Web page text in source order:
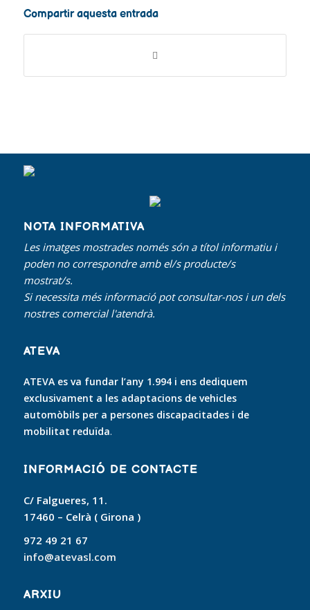
Compartir aquesta entrada
NOTA INFORMATIVA
Les imatges mostrades només són a títol informatiu i
poden no correspondre amb el/s producte/s
mostrat/s.
Si necessita més informació pot consultar-nos i un dels
nostres comercial l'atendrà.
ATEVA
ATEVA es va fundar l’any 1.994 i ens dediquem
exclusivament a les adaptacions de vehicles
automòbils per a persones discapacitades i de
mobilitat reduïda.
INFORMACIÓ DE CONTACTE
C/ Falgueres, 11.
17460 – Celrà ( Girona )
972 49 21 67
info@atevasl.com
ARXIU